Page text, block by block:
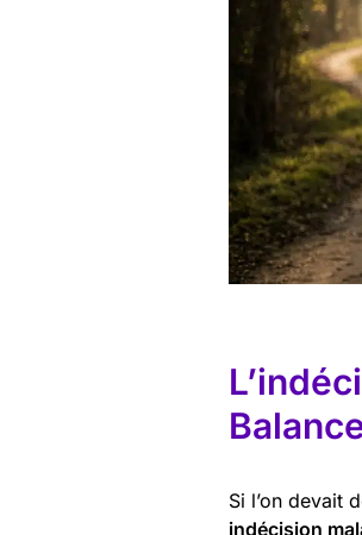
Si l’on devait
indécision